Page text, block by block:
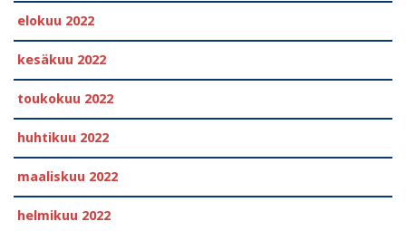
elokuu 2022
kesäkuu 2022
toukokuu 2022
huhtikuu 2022
maaliskuu 2022
helmikuu 2022